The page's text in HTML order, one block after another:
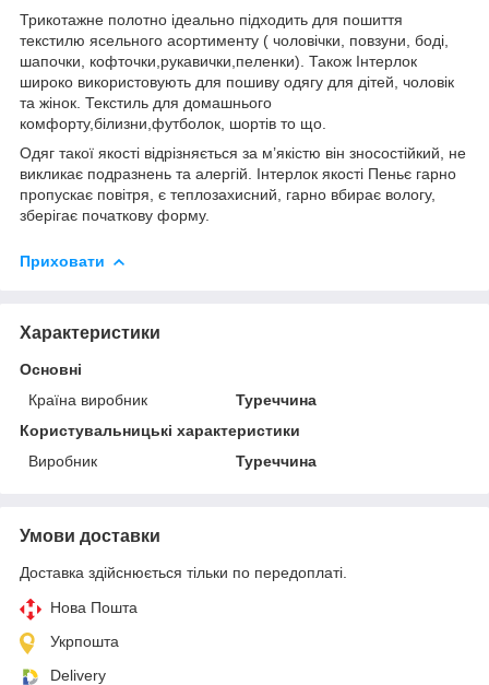
Трикотажне полотно ідеально підходить для пошиття
текстилю ясельного асортименту ( чоловічки, повзуни, боді,
шапочки, кофточки,рукавички,пеленки). Також Інтерлок
широко використовують для пошиву одягу для дітей, чоловік
та жінок. Текстиль для домашнього
комфорту,білизни,футболок, шортів то що.
Одяг такої якості відрізняється за м’якістю він зносостійкий, не
викликає подразнень та алергій. Інтерлок якості Пеньє гарно
пропускає повітря, є теплозахисний, гарно вбирає вологу,
зберігає початкову форму.
Приховати
Характеристики
Основні
Країна виробник
Туреччина
Користувальницькі характеристики
Виробник
Туреччина
Умови доставки
Доставка здійснюється тільки по передоплаті.
Нова Пошта
Укрпошта
Delivery